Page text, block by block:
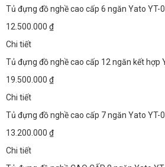
Tủ đựng đồ nghề cao cấp 6 ngăn Yato YT-
12.500.000 ₫
Chi tiết
Tủ đựng đồ nghề cao cấp 12 ngăn kết hợp
19.500.000 ₫
Chi tiết
Tủ đựng đồ nghề cao cấp 7 ngăn Yato YT-
13.200.000 ₫
Chi tiết